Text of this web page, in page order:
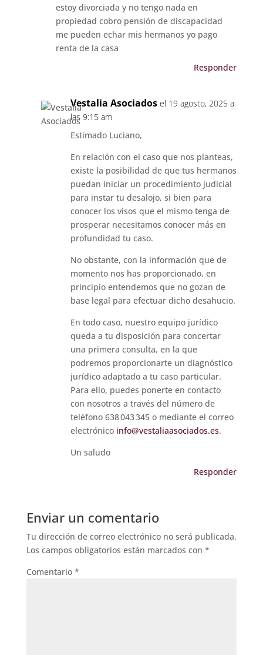
estoy divorciada y no tengo nada en
propiedad cobro pensión de discapacidad
me pueden echar mis hermanos yo pago
renta de la casa
Responder
Vestalia Asociados el 19 agosto, 2025 a
las 9:15 am
Estimado Luciano,
En relación con el caso que nos planteas,
existe la posibilidad de que tus hermanos
puedan iniciar un procedimiento judicial
para instar tu desalojo, si bien para
conocer los visos que el mismo tenga de
prosperar necesitamos conocer más en
profundidad tu caso.
No obstante, con la información que de
momento nos has proporcionado, en
principio entendemos que no gozan de
base legal para efectuar dicho desahucio.
En todo caso, nuestro equipo jurídico
queda a tu disposición para concertar
una primera consulta, en la que
podremos proporcionarte un diagnóstico
jurídico adaptado a tu caso particular.
Para ello, puedes ponerte en contacto
con nosotros a través del número de
teléfono 638 043 345 o mediante el correo
electrónico info@vestaliaasociados.es.
Un saludo
Responder
Enviar un comentario
Tu dirección de correo electrónico no será publicada.
Los campos obligatorios están marcados con *
Comentario *